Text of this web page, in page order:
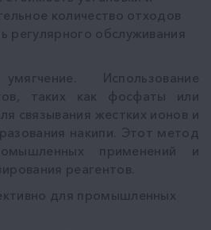
количество отходов
регулярного обслуживания
Использование
таких как фосфаты или
связывания жестких ионов и
накипи. Этот метод
применений и
реагентов.
для промышленных